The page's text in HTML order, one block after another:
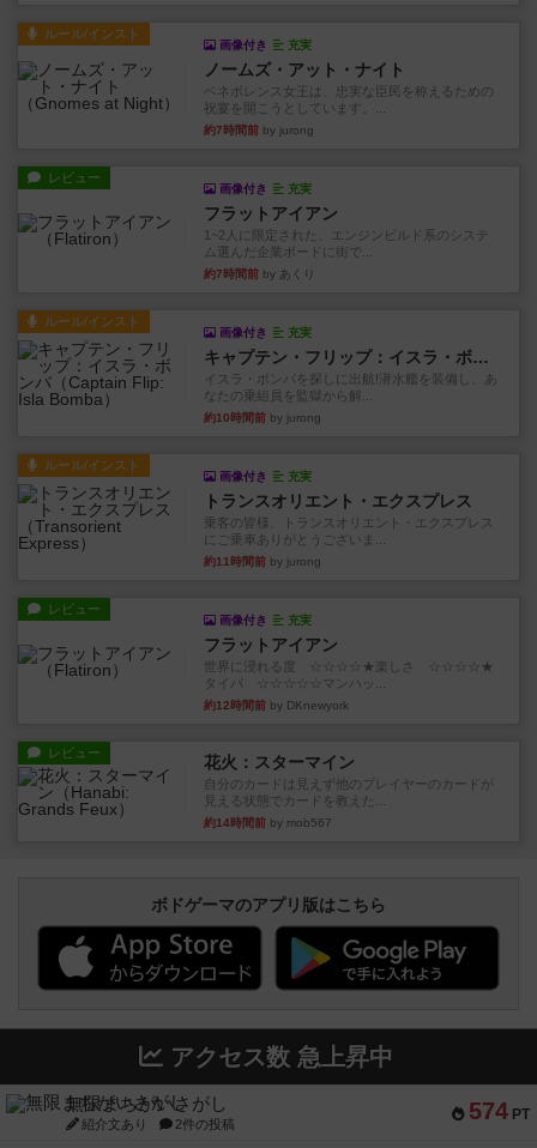
ルール/インスト
画像付き 充実
ノームズ・アット・ナイト
ベネボレンス女王は、忠実な臣民を称えるための
祝宴を開こうとしています。...
約7時間前 by jurong
レビュー
画像付き 充実
フラットアイアン
1~2人に限定された、エンジンビルド系のシステ
ム選んだ企業ボードに街で...
約7時間前 by あくり
ルール/インスト
画像付き 充実
キャプテン・フリップ：イスラ・ボンバ
イスラ・ボンバを探しに出航!潜水艦を装備し、あ
なたの乗組員を監獄から解...
約10時間前 by jurong
ルール/インスト
画像付き 充実
トランスオリエント・エクスプレス
乗客の皆様、トランスオリエント・エクスプレス
にご乗車ありがとうございま...
約11時間前 by jurong
レビュー
画像付き 充実
フラットアイアン
世界に浸れる度 ☆☆☆☆★楽しさ ☆☆☆☆★
タイパ ☆☆☆☆☆マンハッ...
約12時間前 by DKnewyork
レビュー 花火：スターマイン
自分のカードは見えず他のプレイヤーのカードが
見える状態でカードを教えた...
約14時間前 by mob567
ボドゲーマのアプリ版はこちら
アクセス数 急上昇中
574 PT
無限まちがいさがし
紹介文あり 2件の投稿